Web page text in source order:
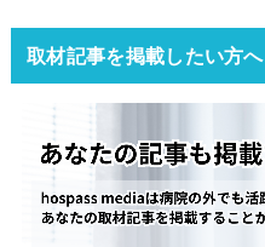
取材記事を掲載したい方へ